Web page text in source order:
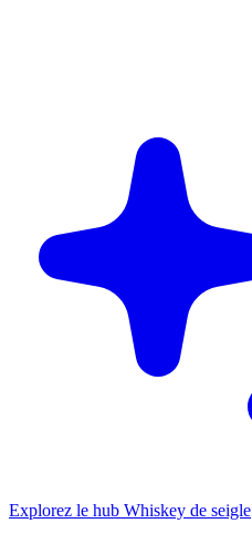
Explorez le hub Whiskey de seigle